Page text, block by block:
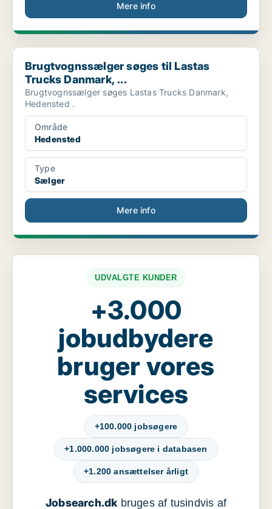
Mere info
Brugtvognssælger søges til Lastas Trucks Danmark, ...
Brugtvognssælger søges til Lastas
Trucks Danmark, ...
Brugtvognssælger søges Lastas Trucks Danmark,
Hedensted .
Område
Hedensted
Type
Sælger
Mere info
UDVALGTE KUNDER
+3.000
jobudbydere
bruger vores
services
+100.000 jobsøgere
+1.000.000 jobsøgere i databasen
+1.200 ansættelser årligt
Jobsearch.dkbruges af tusindvis af